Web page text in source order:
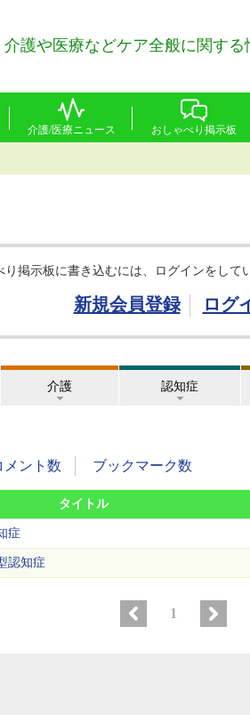
介護や医療などケア全般に関する
介護/医療ニュース おしゃべり掲示板
掲示板に書き込むには、ログインをして
新規会員登録 ログ
介護 認知症
メント数 ブックマーク数
タイトル
症
認知症
1